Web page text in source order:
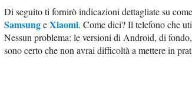
Di seguito ti fornirò indicazioni dettagliate su
SamsungeXiaomi. Come dici? Il telefono che
Nessun problema: le versioni di Android, di
sono certo che non avrai difficoltà a mettere in